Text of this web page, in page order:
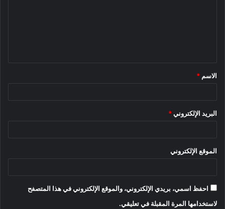
*
الاسم *
البريد الإلكتروني *
الموقع الإلكتروني
احفظ اسمي، بريدي الإلكتروني، والموقع الإلكتروني في هذا المتصفح
لاستخدامها المرة المقبلة في تعليقي.